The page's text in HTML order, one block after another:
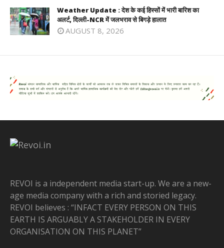
Weather Update : देश के कई हिस्सों में भारी बारिश का
अलर्ट, दिल्ली-NCR में जलभराव से बिगड़े हालात
AUGUST 8, 2026
REVOI is a independent media start-up. We are a new-
age media company with a rich and storied legacy.
REVOI believes : “INFACT EVERY PERSON ON THIS
EARTH IS ARGUABLY A STAKEHOLDER IN EVERY
ORGANISATION ON THIS PLANET”